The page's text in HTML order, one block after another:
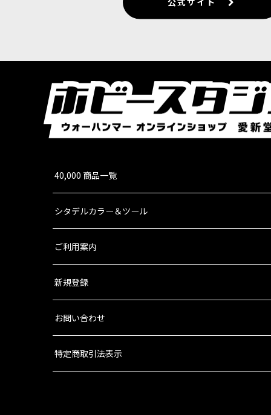
CHAOS：ワールドイーター
CHAOS：ケイオスナイト
XENOS：リーグ・オヴ・ヴォータン
XENOS：アエルダリ
XENOS：オルク
XENOS：ジーンスティーラー・カルト
XENOS：タウ・エンパイア
XENOS：ネクロン
情景モデル
旧版ルール・カード等
40,000 商品一覧
シタデルカラー＆ツール
ご利用案内
新規登録
お問い合わせ
特定商取引法表示